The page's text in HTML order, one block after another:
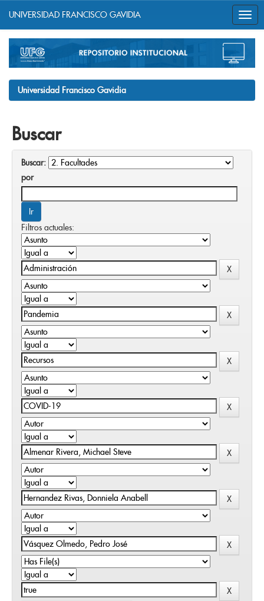
navigation
UNIVERSIDAD FRANCISCO GAVIDIA
Universidad Francisco Gavidia
Buscar
Buscar:
por
Filtros actuales: